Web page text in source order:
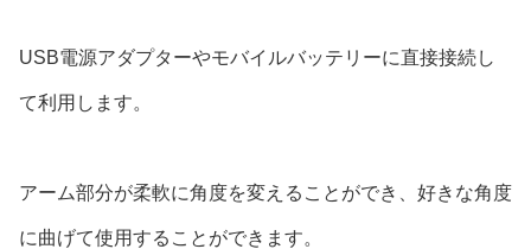
USB電源アダプターやモバイルバッテリーに直接接続し
て利用します。
アーム部分が柔軟に角度を変えることができ、好きな角度
に曲げて使用することができます。